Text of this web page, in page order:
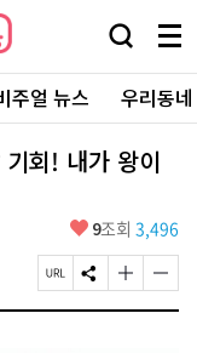
검
창
열
기
메
뉴
전
체
보
주얼 뉴스 우리동
회! 내가 왕이
좋
요
9조회 3,496
페
이
S
N
글
자
글
자